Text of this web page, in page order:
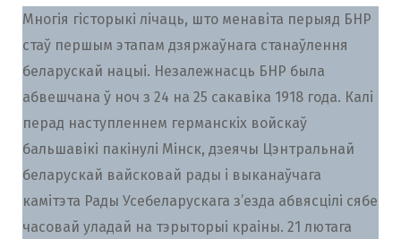
Многія гісторыкі лічаць, што менавіта перыяд БНР
стаў першым этапам дзяржаўнага станаўлення
беларускай нацыі. Незалежнасць БНР была
абвешчана ў ноч з 24 на 25 сакавіка 1918 года. Калі
перад наступленнем германскіх войскаў
бальшавікі пакінулі Мінск, дзеячы Цэнтральнай
беларускай вайсковай рады і выканаўчага
камітэта Рады Усебеларускага з’езда абвясцілі сябе
часовай уладай на тэрыторыі краіны. 21 лютага